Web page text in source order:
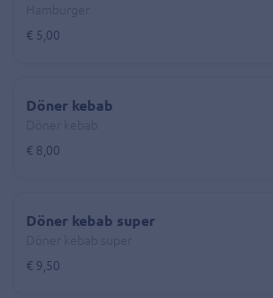
€ 5,00
Döner kebab
€ 8,00
Döner kebab super
€ 9,50